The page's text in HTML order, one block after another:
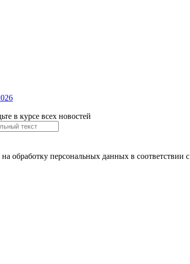
в курсе всех новостей
обработку персональных данных в соответствии с